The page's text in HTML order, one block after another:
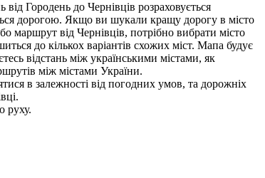
Городень до Чернівців розраховується
дорогою. Якщо ви шукали кращу дорогу в місто
маршрут від Чернівців, потрібно вибрати місто
до кількох варіантів схожих міст. Мапа будує
відстань між українськими містами, як
між містами України.
в залежності від погодних умов, та дорожніх
руху.